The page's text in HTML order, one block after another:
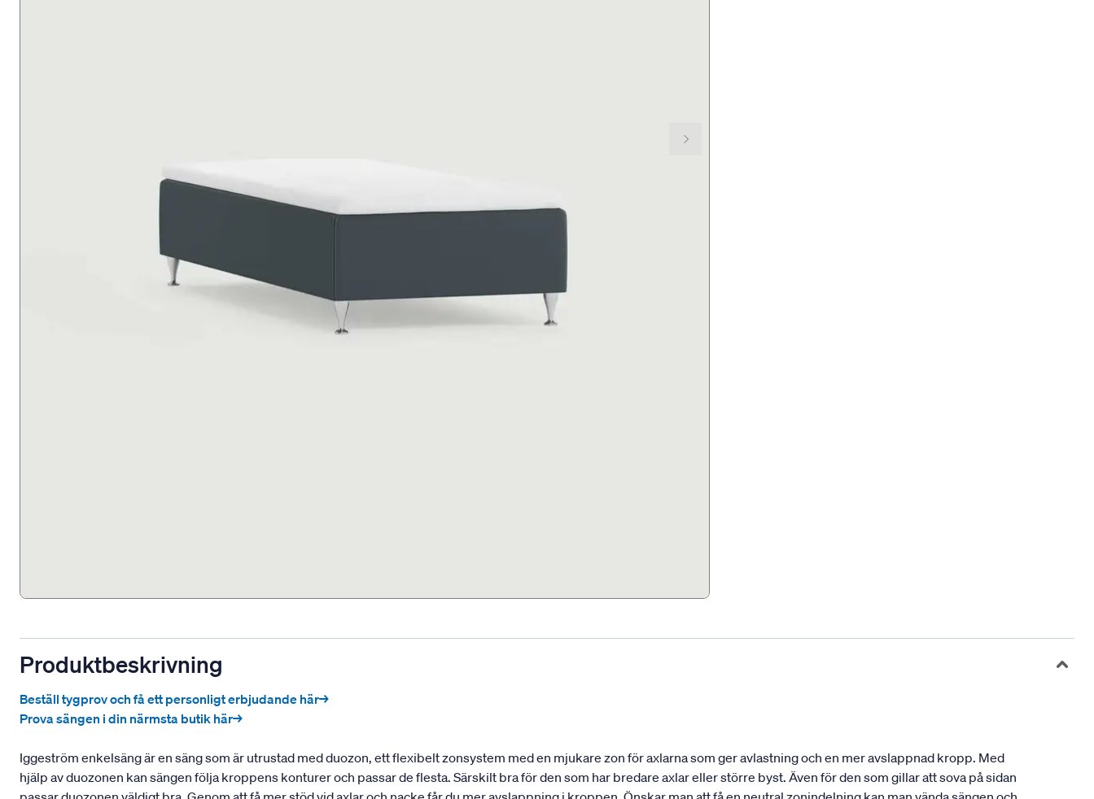
Produktbeskrivning
Beställ tygprov och få ett personligt erbjudande här→
Prova sängen i din närmsta butik här→
Iggeström enkelsäng är en säng som är utrustad med duozon, ett flexibelt zonsystem med en mjukare zon för axlarna som ger avlastning och en mer avslappnad kropp. Med
hjälp av duozonen kan sängen följa kroppens konturer och passar de flesta. Särskilt bra för den som har bredare axlar eller större byst. Även för den som gillar att sova på sidan